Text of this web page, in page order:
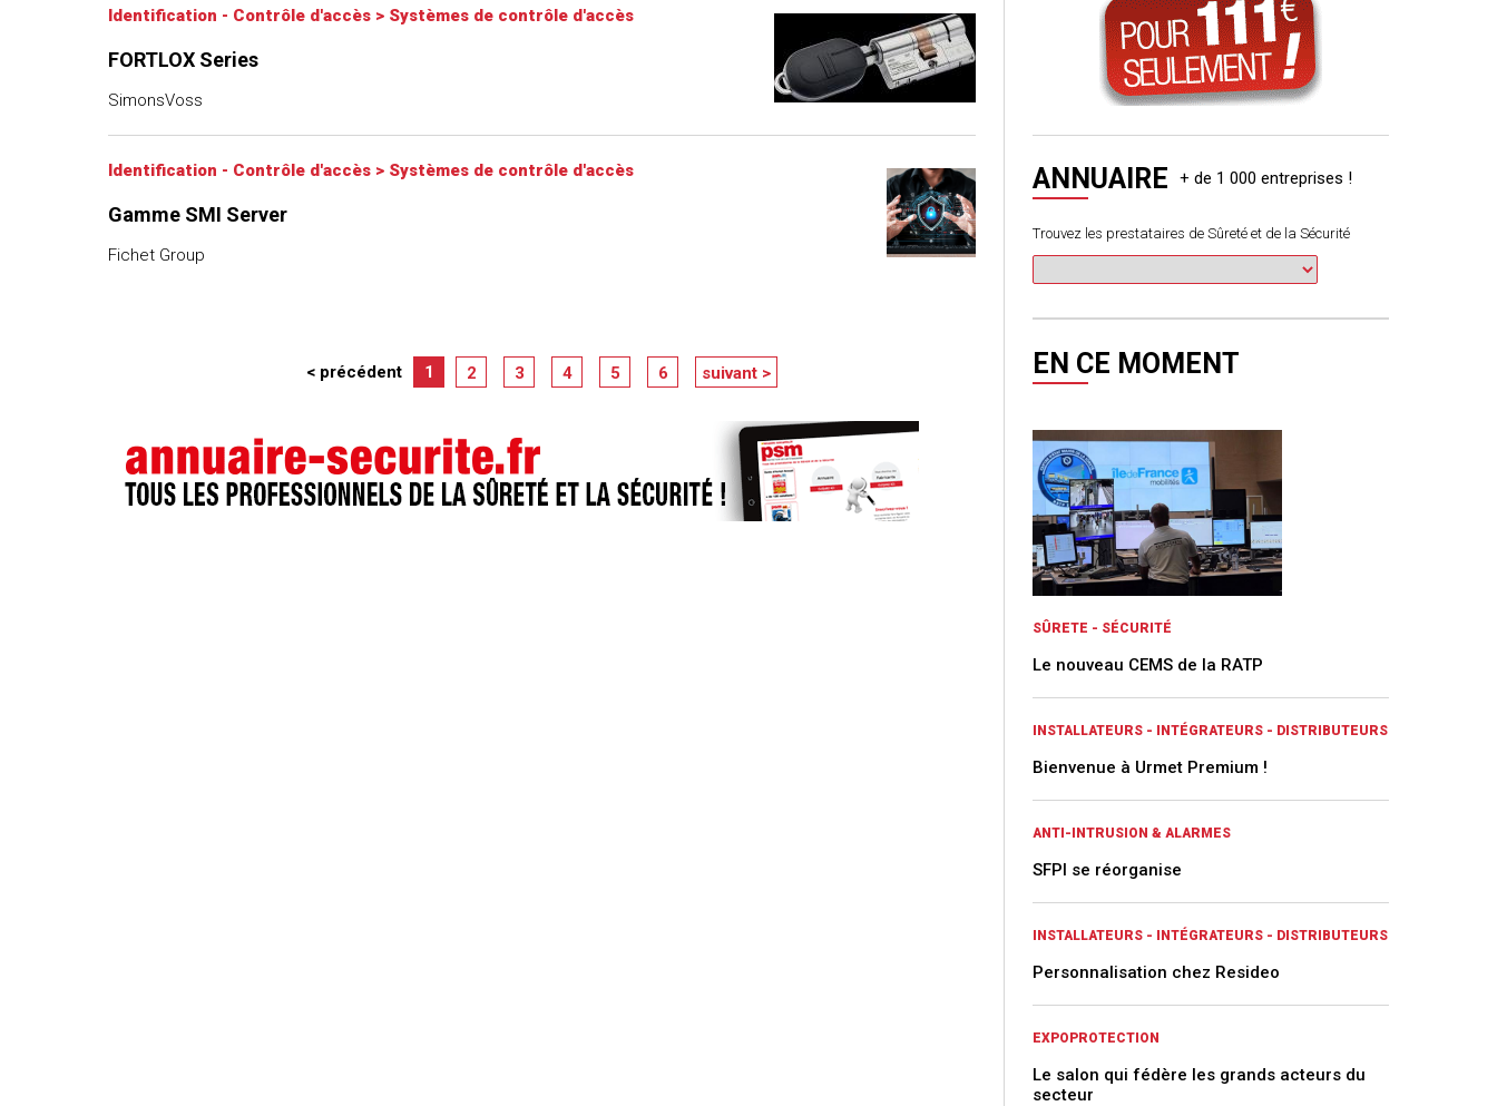
Identification - Contrôle d'accès > Systèmes de contrôle d'accès
FORTLOX Series
SimonsVoss
Identification - Contrôle d'accès > Systèmes de contrôle d'accès
Gamme SMI Server
Fichet Group
< précédent 1 2 3 4 5 6 suivant >
ANNUAIRE
Trouvez les prestataires de Sûreté et de la Sécurité
EN CE MOMENT
SÛRETE - SÉCURITÉ
Le nouveau CEMS de la RATP
INSTALLATEURS - INTÉGRATEURS - DISTRIBUTEURS
Bienvenue à Urmet Premium !
ANTI-INTRUSION & ALARMES
SFPI se réorganise
INSTALLATEURS - INTÉGRATEURS - DISTRIBUTEURS
Personnalisation chez Resideo
EXPOPROTECTION
Le salon qui fédère les grands acteurs du
secteur